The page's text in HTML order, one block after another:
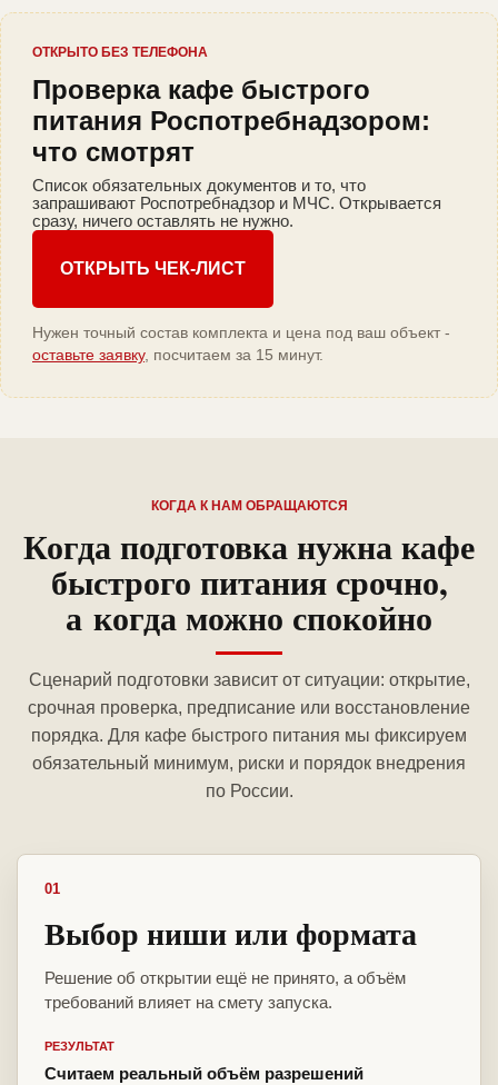
ОТКРЫТО БЕЗ ТЕЛЕФОНА
Проверка кафе быстрого
питания Роспотребнадзором:
что смотрят
Список обязательных документов и то, что
запрашивают Роспотребнадзор и МЧС. Открывается
сразу, ничего оставлять не нужно.
ОТКРЫТЬ ЧЕК-ЛИСТ
Нужен точный состав комплекта и цена под ваш объект -
оставьте заявку, посчитаем за 15 минут.
КОГДА К НАМ ОБРАЩАЮТСЯ
Когда подготовка нужна кафе
быстрого питания срочно,
а когда можно спокойно
Сценарий подготовки зависит от ситуации: открытие,
срочная проверка, предписание или восстановление
порядка. Для кафе быстрого питания мы фиксируем
обязательный минимум, риски и порядок внедрения
по России.
01
Выбор ниши или формата
Решение об открытии ещё не принято, а объём
требований влияет на смету запуска.
РЕЗУЛЬТАТ
Считаем реальный объём разрешений